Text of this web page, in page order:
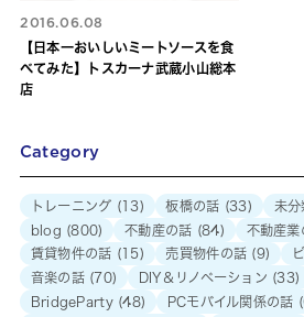
2016.06.08
【日本一おいしいミートソースを食
べてみた】トスカーナ武蔵小山総本
店
Category
トレーニング (13) 板橋の話 (33) 未分
blog (800) 不動産の話 (84) 不動産業
賃貸物件の話 (15) 売買物件の話 (9)
音楽の話(70) DIY＆リノベーション (33)
BridgeParty(48) PCモバイル関係の話